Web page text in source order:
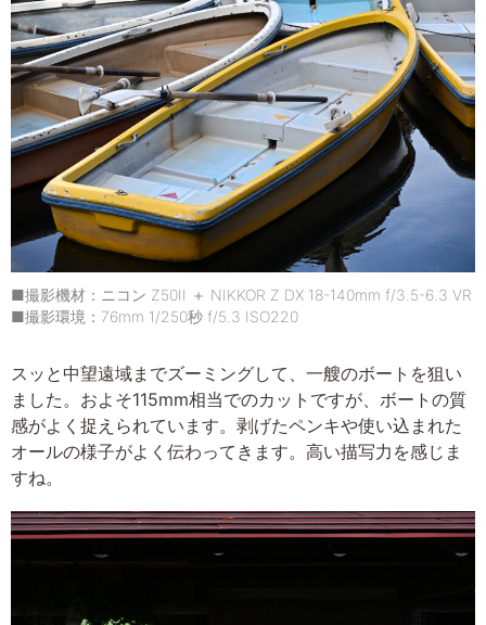
■撮影機材：ニコン Z50II ＋ NIKKOR Z DX 18-140mm f/3.5-6.3 VR
■撮影環境：76mm 1/250秒 f/5.3 ISO220
スッと中望遠域までズーミングして、一艘のボートを狙い
ました。およそ115mm相当でのカットですが、ボートの質
感がよく捉えられています。剥げたペンキや使い込まれた
オールの様子がよく伝わってきます。高い描写力を感じま
すね。